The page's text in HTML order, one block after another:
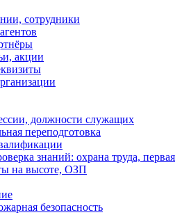
сотрудники
акции
должности служащих
переподготовка
знаний: охрана труда, первая
на высоте, ОЗП
безопасность